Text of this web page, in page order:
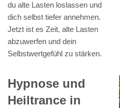
du alte Lasten loslassen und
dich selbst tiefer annehmen.
Jetzt ist es Zeit, alte Lasten
abzuwerfen und dein
Selbstwertgefühl zu stärken.
Hypnose und
Heiltrance in